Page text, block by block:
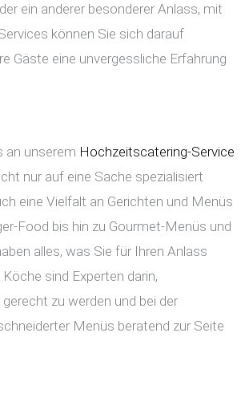
ein anderer besonderer Anlass, mit
können Sie sich darauf
Gäste eine unvergessliche Erfahrung
an unserem Hochzeitscatering-Service
nur auf eine Sache spezialisiert
eine Vielfalt an Gerichten und Menüs
Food bis hin zu Gourmet-Menüs und
alles, was Sie für Ihren Anlass
sind Experten darin,
zu werden und bei der
Menüs beratend zur Seite